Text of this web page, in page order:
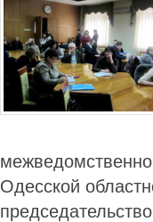
Одесской